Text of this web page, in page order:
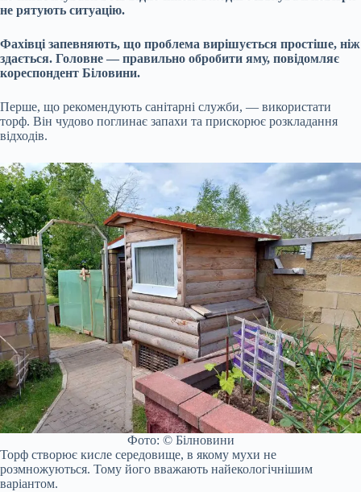
не рятують ситуацію.
Фахівці запевняють, що проблема вирішується простіше, ніж
здається. Головне — правильно обробити яму, повідомляє
кореспондент Біловини.
Перше, що рекомендують санітарні служби, — використати
торф. Він чудово поглинає запахи та прискорює розкладання
відходів.
Фото: © Білновини
Торф створює кисле середовище, в якому мухи не
розмножуються. Тому його вважають найекологічнішим
варіантом.